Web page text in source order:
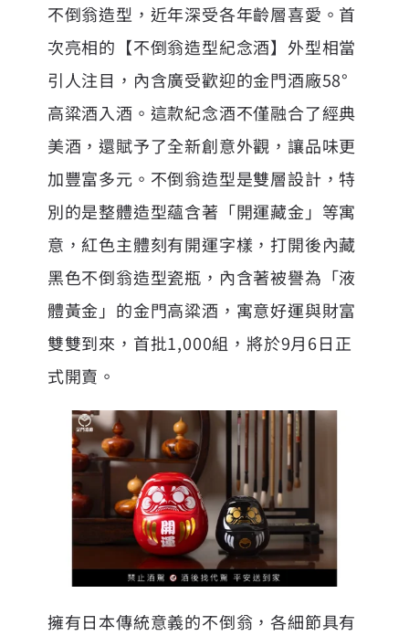
不倒翁造型，近年深受各年齡層喜愛。首
次亮相的【不倒翁造型紀念酒】外型相當
引人注目，內含廣受歡迎的金門酒廠58°
高粱酒入酒。這款紀念酒不僅融合了經典
美酒，還賦予了全新創意外觀，讓品味更
加豐富多元。不倒翁造型是雙層設計，特
別的是整體造型蘊含著「開運藏金」等寓
意，紅色主體刻有開運字樣，打開後內藏
黑色不倒翁造型瓷瓶，內含著被譽為「液
體黃金」的金門高粱酒，寓意好運與財富
雙雙到來，首批1,000組，將於9月6日正
式開賣。
擁有日本傳統意義的不倒翁，各細節具有